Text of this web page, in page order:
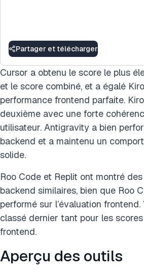
Partager et télécharger
Cursor a obtenu le score le plus
et le score combiné, et a égalé
performance frontend parfaite.
deuxième avec une forte
utilisateur. Antigravity a bien
backend et a maintenu un
solide.
Roo Code et Replit ont montré
backend similaires, bien que Roo
performé sur l’évaluation frontend.
classé dernier tant pour les
frontend.
Aperçu des outils